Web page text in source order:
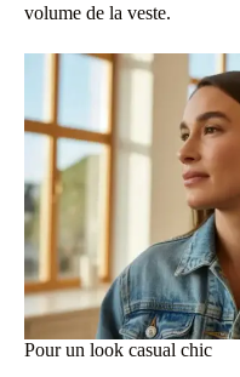
volume de la veste.
Pour un look casual chic